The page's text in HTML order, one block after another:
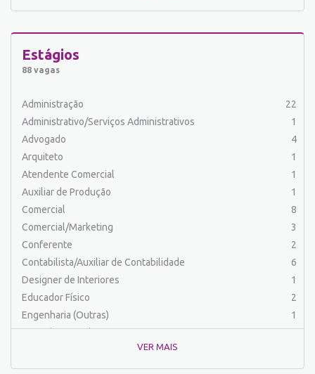
Auxiliar de Mecânica
1
Auxiliar de Serviços
Barman
Cabeleireiro
Caixa Bancário/Operador de Caixa
Carregador/Ajudante Carga e Descarga
Comercial
Comercial/Marketing
Comprador
Contabilista/Auxiliar de Contabilidade
Costureira/Costureiro Industrial
Cozinha/ Pizzaiolo
Cozinheiro
Cuidador de Crianças e Idosos
Desenvolvedor de Sistema
Designer Gráfico
1
Estágios
88 vagas
Administração
22
Administrativo/Serviços Administrativos
1
Advogado
4
Arquiteto
1
Atendente Comercial
1
Auxiliar de Produção
1
Comercial
8
Comercial/Marketing
3
Conferente
2
Contabilista/Auxiliar de Contabilidade
6
Designer de Interiores
1
Educador Físico
2
Engenharia (Outras)
1
Engenharia Civil
1
Engenharia Elétrica e Eletrônica
1
VER MAIS